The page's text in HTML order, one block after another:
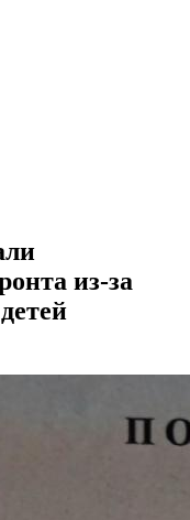
из-за